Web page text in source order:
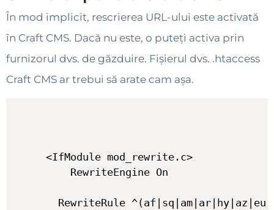
În mod implicit, rescrierea URL-ului este activată
în Craft CMS. Dacă nu este, o puteți activa prin
furnizorul dvs. de găzduire. Fișierul dvs. .htaccess
Craft CMS ar trebui să arate cam așa.
<IfModule mod_rewrite.c>
    RewriteEngine On
RewriteRule